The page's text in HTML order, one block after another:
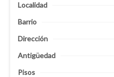
Localidad
Barrio
Dirección
Antigüedad
Pisos